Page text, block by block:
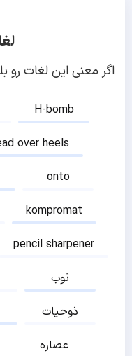
اگر معنی این لغات رو
H-bomb
over heels
onto
kompromat
pencil sharpener
ثوب
ذوحیات
عصاره